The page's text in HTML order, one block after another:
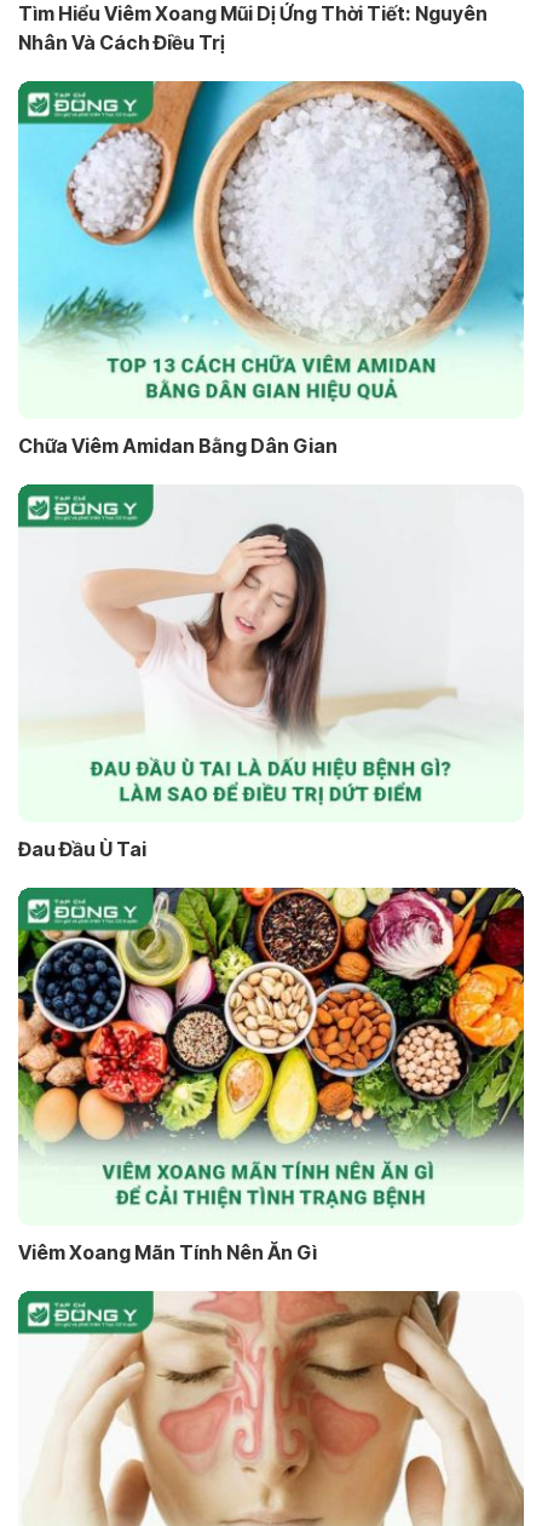
Tìm Hiểu Viêm Xoang Mũi Dị Ứng Thời Tiết: Nguyên
Nhân Và Cách Điều Trị
Chữa Viêm Amidan Bằng Dân Gian
Đau Đầu Ù Tai
Viêm Xoang Mãn Tính Nên Ăn Gì